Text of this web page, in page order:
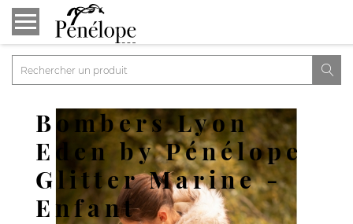

Bombers Lyon
Eden by Pénélope
Glitter Marine -
Enfant